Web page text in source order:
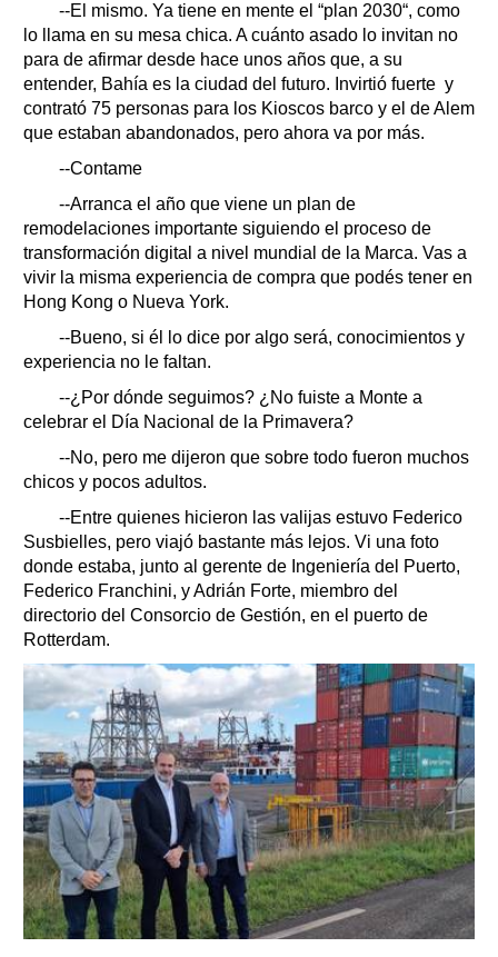
--El mismo. Ya tiene en mente el “plan 2030“, como
lo llama en su mesa chica. A cuánto asado lo invitan no
para de afirmar desde hace unos años que, a su
entender, Bahía es la ciudad del futuro. Invirtió fuerte y
contrató 75 personas para los Kioscos barco y el de Alem
que estaban abandonados, pero ahora va por más.
--Contame
--Arranca el año que viene un plan de
remodelaciones importante siguiendo el proceso de
transformación digital a nivel mundial de la Marca. Vas a
vivir la misma experiencia de compra que podés tener en
Hong Kong o Nueva York.
--Bueno, si él lo dice por algo será, conocimientos y
experiencia no le faltan.
--¿Por dónde seguimos? ¿No fuiste a Monte a
celebrar el Día Nacional de la Primavera?
--No, pero me dijeron que sobre todo fueron muchos
chicos y pocos adultos.
--Entre quienes hicieron las valijas estuvo Federico
Susbielles, pero viajó bastante más lejos. Vi una foto
donde estaba, junto al gerente de Ingeniería del Puerto,
Federico Franchini, y Adrián Forte, miembro del
directorio del Consorcio de Gestión, en el puerto de
Rotterdam.